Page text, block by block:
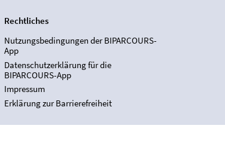
Rechtliches
Nutzungsbedingungen der BIPARCOURS-
App
Datenschutzerklärung für die
BIPARCOURS-App
Impressum
Erklärung zur Barrierefreiheit